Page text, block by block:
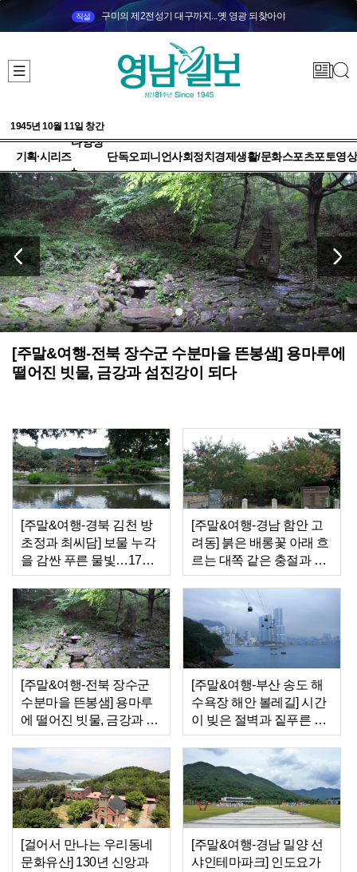
직설 구미의 제2전성기 대구까지...옛 영광 되찾아야
1945년 10월 11일 창간
기획·시리즈
다양성
+
단독오피니언사회정치 경제생활/문화스포츠포토영상
[주말&여행-전북 장수군 수분마을 뜬봉샘] 용마루에
떨어진 빗물, 금강과 섬진강이 되다
[주말&여행-경북 김천 방
초정과 최씨담] 보물 누각
을 감싼 푸른 물빛…17세
신부의 정절을 품다
[주말&여행-경남 함안 고
려동] 붉은 배롱꽃 아래 흐
르는 대쪽 같은 충절과 효
심
[주말&여행-전북 장수군
수분마을 뜬봉샘] 용마루
에 떨어진 빗물, 금강과 섬
진강이 되다
[주말&여행-부산 송도 해
수욕장 해안 볼레길] 시간
이 빚은 절벽과 짙푸른 바
다…송도의 ‘명랑한 여
름’을 만나다
[걸어서 만나는 우리동네
문화유산] 130년 신앙과
[주말&여행-경남 밀양 선
샤인테마파크] 인도요가